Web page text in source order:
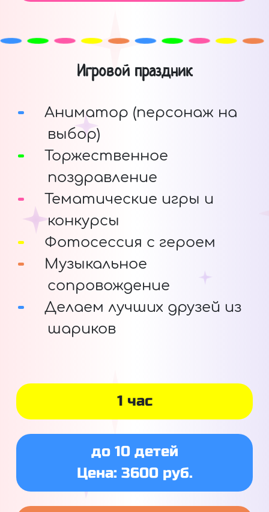
Игровой праздник
Аниматор (персонаж на
выбор)
Торжественное
поздравление
Тематические игры и
конкурсы
Фотосессия с героем
Музыкальное
сопровождение
Делаем лучших друзей из
шариков
1 час
до 10 детей
Цена: 3600 руб.